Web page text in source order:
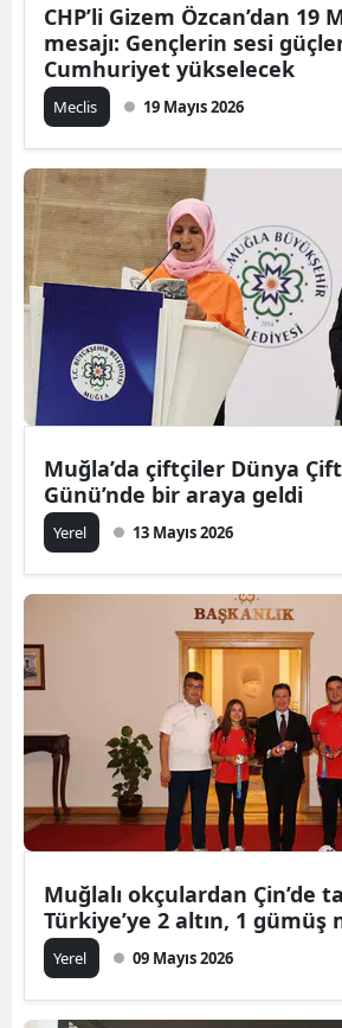
CHP’li Gizem Özcan’dan 19
mesajı: Gençlerin sesi
Cumhuriyet yükselecek
Meclis 19 Mayıs 2026
Muğla’da çiftçiler Dünya
Günü’nde bir araya geldi
Yerel 13 Mayıs 2026
Muğlalı okçulardan Çin’de
Türkiye’ye 2 altın, 1 gümüş
Yerel 09 Mayıs 2026